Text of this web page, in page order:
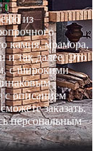
из
камня, мрамора,
и так далее. Это
с широкими
с описанием
заказать.
персональным